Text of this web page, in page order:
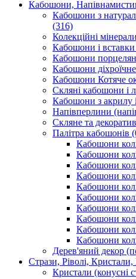
Кабошони,
Кабошони з
(316)
Колекційні мінерали
Кабошони і
Кабошони
Кабошони
Кабошони Котяче
Скляні кабошони і
Кабошони з акрилу
Напівперлини
Скляне та
Палітра кабошонів
Кабошони
Кабошони
Кабошони
Кабошони
Кабошони
Кабошони
Кабошони
Кабошони
Кабошони
Кабошони
Дерев'яний декор
Стрази, Ріволі,
Кристали (конусні